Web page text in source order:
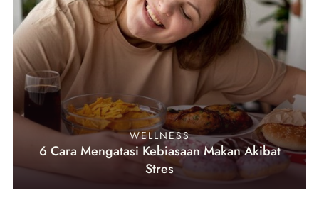
WELLNESS
6 Cara Mengatasi Kebiasaan Makan Akibat
Stres